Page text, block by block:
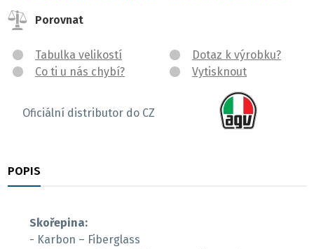
Porovnat
Tabulka velikostí
Co ti u nás chybí?
Dotaz k výrobku?
Vytisknout
Oficiální distributor do CZ
POPIS
Skořepina:
- Karbon – Fiberglass